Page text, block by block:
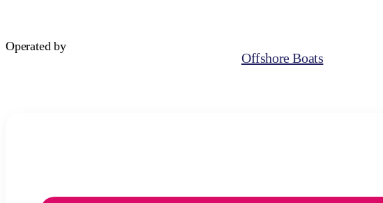
Operated by
Offshore Boats